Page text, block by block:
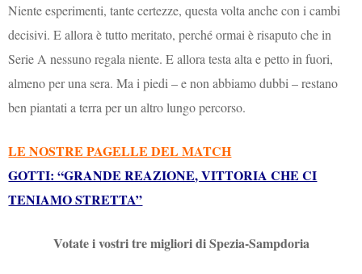
Niente esperimenti, tante certezze, questa volta anche con i cambi
decisivi. E allora è tutto meritato, perché ormai è risaputo che in
Serie A nessuno regala niente. E allora testa alta e petto in fuori,
almeno per una sera. Ma i piedi – e non abbiamo dubbi – restano
ben piantati a terra per un altro lungo percorso.
LE NOSTRE PAGELLE DEL MATCH
GOTTI: “GRANDE REAZIONE, VITTORIA CHE CI
TENIAMO STRETTA”
Votate i vostri tre migliori di Spezia-Sampdoria